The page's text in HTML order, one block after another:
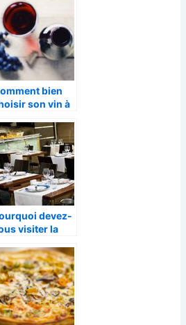
bien
son vin à
devez-
visiter la